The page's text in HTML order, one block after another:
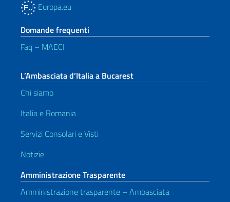
Europa.eu
Domande frequenti
Faq – MAECI
L’Ambasciata d’Italia a Bucarest
Chi siamo
Italia e Romania
Servizi Consolari e Visti
Notizie
Amministrazione Trasparente
Amministrazione trasparente – Ambasciata